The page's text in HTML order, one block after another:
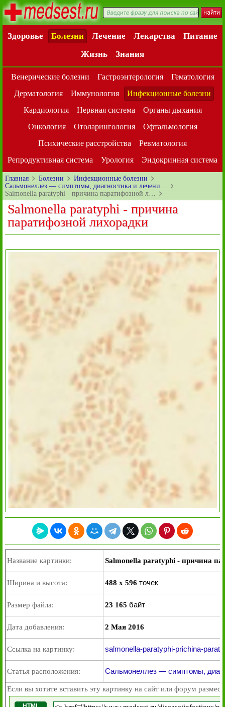
Здоровье Болезни Лечение Лекарства
Питание
Жизнь
Знания
Венерические болезни Гастроэнтерология
Гематология
Дерматология
Иммунология
Инфекционные болезни
Кардиология
Нервная система
Органы дыхания
Онкология
Отоларингология
Офтальмология
Психические расстройства
Ревматология
Репродуктивная система
Урология Эндокринная система
Главная Болезни
Инфекционные болезни
Сальмонеллез — симптомы, диагностика и лечени…
Salmonella paratyphi - причина паратифозной л…
Salmonella paratyphi - причина
паратифозной лихорадки
Название картинки: Salmonella paratyphi - причина
Ширина и высота: 488 x 596 точек
Размер файла: 23 165 байт
Дата добавления: 2 Мая 2016
Ссылка на картинку: salmonella-paratyphi-prichina-
Статья расположения: Сальмонеллез — симптомы,
Если вы хотите вставить эту картинку на сайт или форум